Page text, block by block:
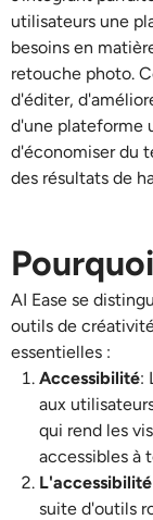
utilisateurs une
besoins en
retouche photo.
d'éditer,
d'une plateforme
d'économiser du
des résultats de
AI Ease se
outils de
essentielles :
Accessibilité:
aux
qui rend les
accessibles à
suite d'outils